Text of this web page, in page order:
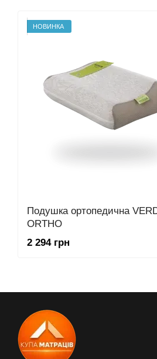
НОВИНКА
Подушка ортопедична
ORTHO
2 294 грн